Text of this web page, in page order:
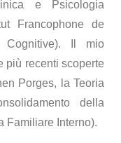
e Psicologia
Francophone de
Cognitive). Il mio
più recenti scoperte
Porges, la Teoria
della
Familiare Interno).